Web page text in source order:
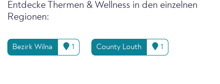
Entdecke Thermen & Wellness in den einzelnen
Regionen:
Bezirk Wilna 1 County Louth 1